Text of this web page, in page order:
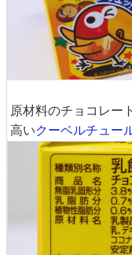
原材料のチョコレー
高いクーベルチュー